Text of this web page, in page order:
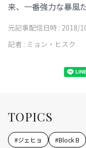
来、一番強力な暴風
元記事配信日時 : 2018/
記者 : ミョン・ヒスク
TOPICS
#ジェヒョ #Block B